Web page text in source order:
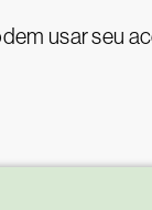
usar seu